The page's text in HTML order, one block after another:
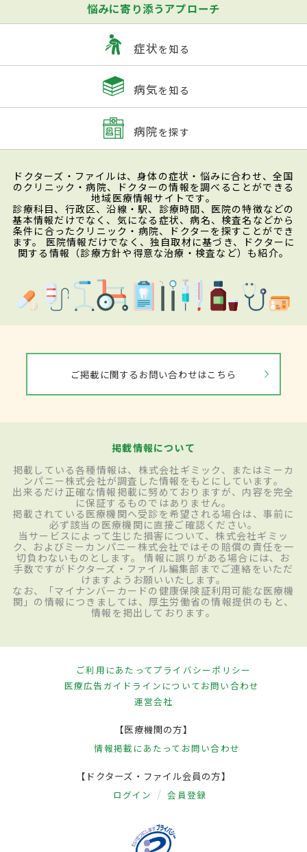
悩みに寄り添うアプローチ
症状を知る
病気を知る
病院を探す
ドクターズ・ファイルは、身体の症状・悩みに合わせ、全国
のクリニック・病院、ドクターの情報を調べることができる
地域医療情報サイトです。
診療科目、行政区、沿線・駅、診療時間、医院の特徴などの
基本情報だけでなく、気になる症状、病名、検査名などから
条件に合ったクリニック・病院、ドクターを探すことができ
ます。 医院情報だけでなく、独自取材に基づき、ドクターに
関する情報（診療方針や得意な治療・検査など）も紹介。
ご掲載に関するお問い合わせはこちら
掲載情報について
掲載している各種情報は、株式会社ギミック、またはミーカ
ンパニー株式会社が調査した情報をもとにしています。
出来るだけ正確な情報掲載に努めておりますが、内容を完全
に保証するものではありません。
掲載されている医療機関へ受診を希望される場合は、事前に
必ず該当の医療機関に直接ご確認ください。
当サービスによって生じた損害について、株式会社ギミッ
ク、およびミーカンパニー株式会社ではその賠償の責任を一
切負わないものとします。 情報に誤りがある場合には、お
手数ですがドクターズ・ファイル編集部までご連絡をいただ
けますようお願いいたします。
なお、「マイナンバーカードの健康保険証利用可能な医療機
関」の情報につきましては、厚生労働省の情報提供のもと、
情報を掲出しております。
ご利用にあたってプライバシーポリシー
医療広告ガイドラインについてお問い合わせ
運営会社
【医療機関の方】
情報掲載にあたって お問い合わせ
【ドクターズ・ファイル会員の方】
ログイン 会員登録